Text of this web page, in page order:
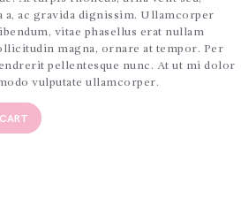
a, ac gravida dignissim. Ullamcorper
vitae phasellus erat nullam
magna, ornare at tempor. Per
pellentesque nunc. At ut mi dolor
vulputate ullamcorper.